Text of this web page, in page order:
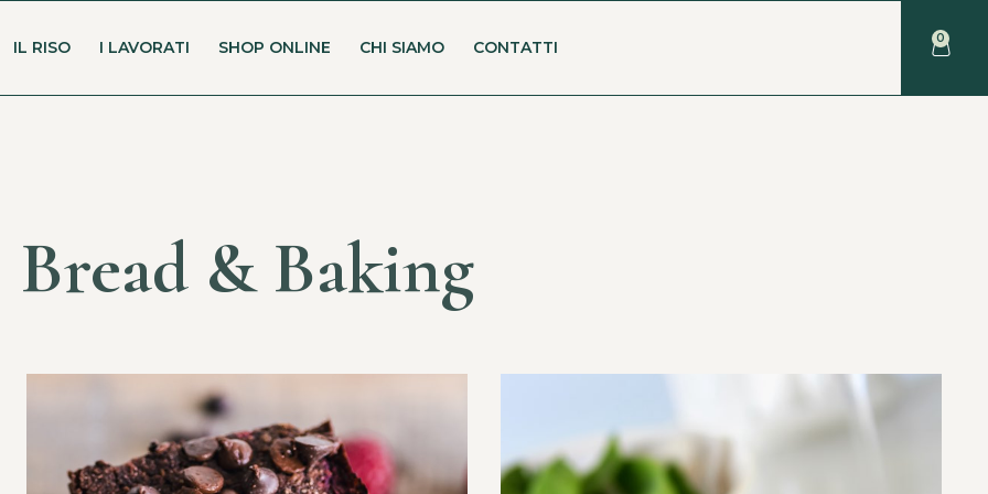
IL RISO I LAVORATI SHOP ONLINE CHI SIAMO CONTATTI 0
Bread & Baking